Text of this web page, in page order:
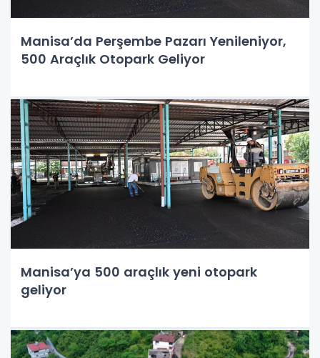
Manisa’da Perşembe Pazarı Yenileniyor,
500 Araçlık Otopark Geliyor
Manisa’ya 500 araçlık yeni otopark
geliyor